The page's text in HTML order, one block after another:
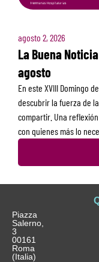
agosto 2, 2026
La Buena
agosto
En este XVIII Domingo
descubrir la fuerza de
compartir. Una
con quienes más lo
Piazza
Salerno,
3
00161
Roma
(Italia)